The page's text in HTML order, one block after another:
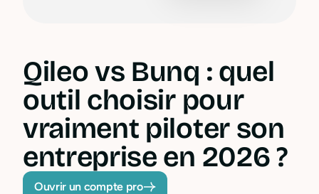
Qileo vs Bunq : quel
outil choisir pour
vraiment piloter son
entreprise en 2026 ?
Ouvrir un compte pro